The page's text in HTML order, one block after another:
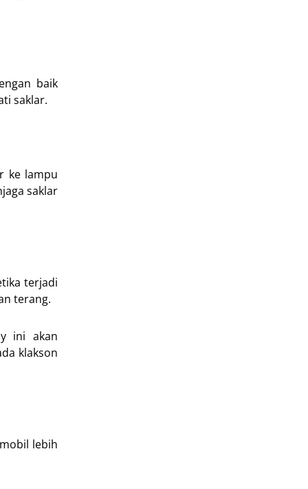
baik
saklar.
ke lampu
saklar
terjadi
terang.
ini akan
klakson
lebih